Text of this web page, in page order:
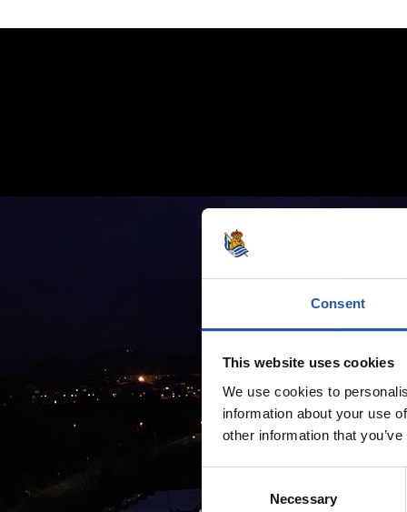
Consent
This website uses cookies
We use cookies to
information about your use
other information that
Necessary